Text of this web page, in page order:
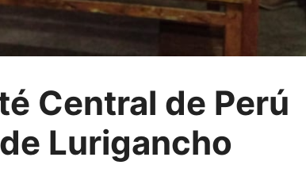
Central de Perú
Lurigancho